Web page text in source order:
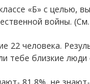
«Б» с целью,
войны.
22 человека.
тебе близкие